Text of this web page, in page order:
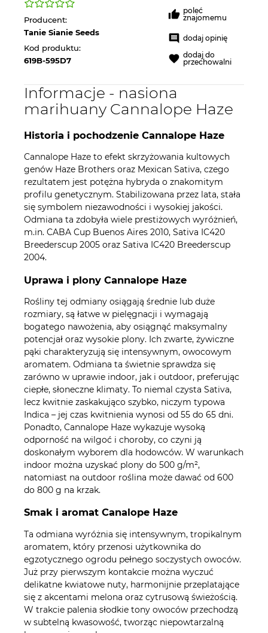
Producent:
Tanie Sianie Seeds
Kod produktu:
619B-595D7
poleć
znajomemu
dodaj opinię
dodaj do
przechowalni
Informacje - nasiona
marihuany Cannalope Haze
Historia i pochodzenie Cannalope Haze
Cannalope Haze to efekt skrzyżowania kultowych
genów Haze Brothers oraz Mexican Sativa, czego
rezultatem jest potężna hybryda o znakomitym
profilu genetycznym. Stabilizowana przez lata, stała
się symbolem niezawodności i wysokiej jakości.
Odmiana ta zdobyła wiele prestiżowych wyróżnień,
m.in. CABA Cup Buenos Aires 2010, Sativa IC420
Breederscup 2005 oraz Sativa IC420 Breederscup
2004.
Uprawa i plony Cannalope Haze
Rośliny tej odmiany osiągają średnie lub duże
rozmiary, są łatwe w pielęgnacji i wymagają
bogatego nawożenia, aby osiągnąć maksymalny
potencjał oraz wysokie plony. Ich zwarte, żywiczne
pąki charakteryzują się intensywnym, owocowym
aromatem. Odmiana ta świetnie sprawdza się
zarówno w uprawie indoor, jak i outdoor, preferując
ciepłe, słoneczne klimaty. To niemal czysta Sativa,
lecz kwitnie zaskakująco szybko, niczym typowa
Indica – jej czas kwitnienia wynosi od 55 do 65 dni.
Ponadto, Cannalope Haze wykazuje wysoką
odporność na wilgoć i choroby, co czyni ją
doskonałym wyborem dla hodowców. W warunkach
indoor można uzyskać plony do 500 g/m²,
natomiast na outdoor roślina może dawać od 600
do 800 g na krzak.
Smak i aromat Canalope Haze
Ta odmiana wyróżnia się intensywnym, tropikalnym
aromatem, który przenosi użytkownika do
egzotycznego ogrodu pełnego soczystych owoców.
Już przy pierwszym kontakcie można wyczuć
delikatne kwiatowe nuty, harmonijnie przeplatające
się z akcentami melona oraz cytrusową świeżością.
W trakcie palenia słodkie tony owoców przechodzą
w subtelną kwasowość, tworząc niepowtarzalną